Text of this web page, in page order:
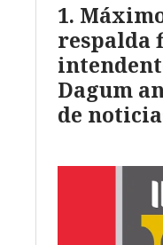
respalda
Dagum
de